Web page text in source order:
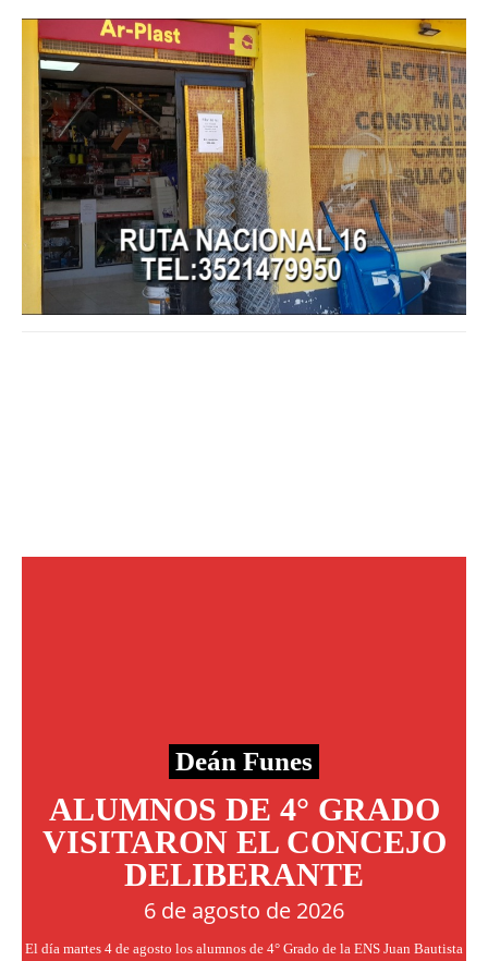
Deán Funes
ALUMNOS DE 4° GRADO
VISITARON EL CONCEJO
DELIBERANTE
6 de agosto de 2026
El día martes 4 de agosto los alumnos de 4° Grado de la ENS Juan Bautista